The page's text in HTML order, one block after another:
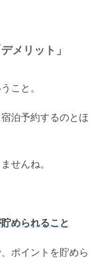
メリット」
こと。
泊予約するのとほ
せんね。
められること
ポイントを貯めら